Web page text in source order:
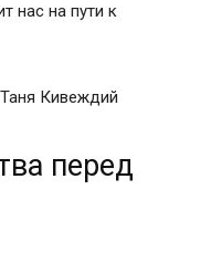
нас на пути к
Кивеждий
перед